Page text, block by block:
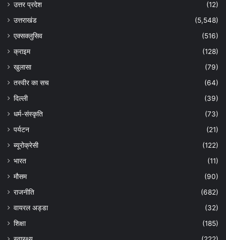
उत्तर प्रदेश
(12)
उत्तराखंड
(5,548)
एक्सक्लुसिव
(516)
क्राइम
(128)
खुलासा
(79)
तस्वीर का सच
(64)
दिल्ली
(39)
धर्म-संस्कृति
(73)
पर्यटन
(21)
ब्यूरोक्रेसी
(122)
भारत
(11)
मौसम
(90)
राजनीति
(682)
वायरल अड्डा
(32)
शिक्षा
(185)